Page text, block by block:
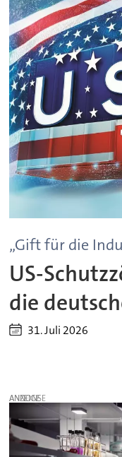
„Gift für die
US-
die
31. Juli 2026
ANZEIGE